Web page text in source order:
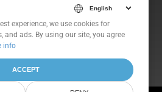
experience, we use cookies for
and ads. By using our site, you agree
ACCEPT
אתרי
אוֹדוֹת
experience, we use cookies for
and ads. By using our site, you agree
info
ACCEPT